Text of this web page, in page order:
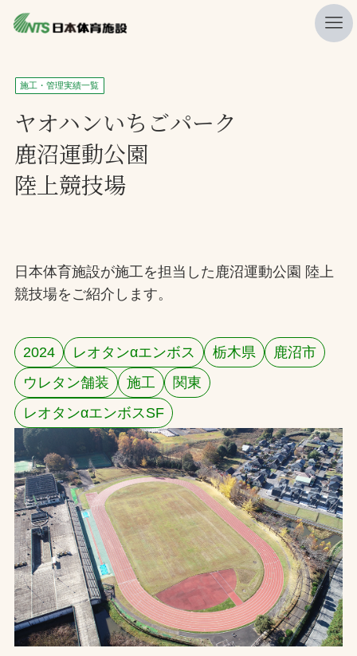
私たちの強み
ニュース
プレスリリース
レポート
会社概要
採用情報
検索
お問合せ
お取引先の皆様へ
プライバシーポリシー
ソーシャルメディアポリシー
文字の見えづらさや操作にお困りの方へ
施工・管理実績一覧
ヤオハンいちごパーク
鹿沼運動公園
陸上競技場
日本体育施設が施工を担当した鹿沼運動公園 陸上
競技場をご紹介します。
2024 レオタンαエンボス 栃木県
鹿沼市
ウレタン舗装
施工
関東
レオタンαエンボスSF